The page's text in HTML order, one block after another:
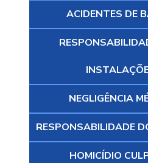
ACIDENTES DE
NEGLIGÊNCIA
RESPONSABILIDADE
HOMICÍDIO